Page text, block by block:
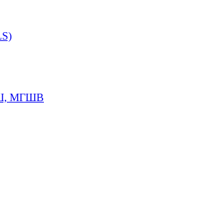
МГШВ